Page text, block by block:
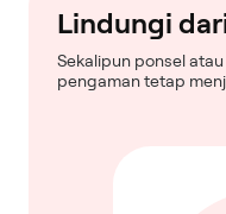
Lindungi
Sekalipun ponsel
pengaman tetap